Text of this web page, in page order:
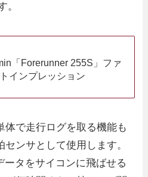
。
「Forerunner 255S」ファ
インプレッション
体で走行ログを取る機能も
ンサとして使用します。
ータをサイコンに飛ばせる